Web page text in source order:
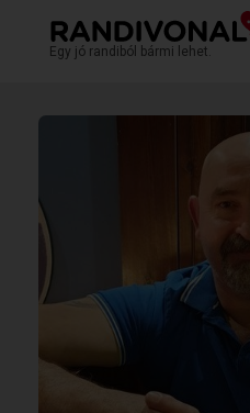
Egy jó randiból bármi lehet.